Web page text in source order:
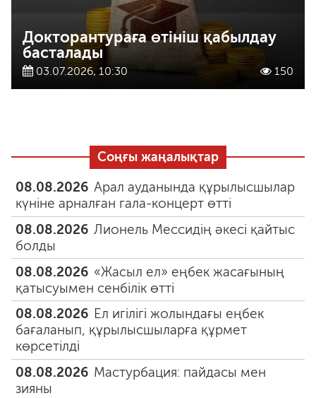
Докторантураға өтініш қабылдау
басталады
03.07.2026, 10:30 150
Соңғы жаңалықтар
08.08.2026 Арал ауданында құрылысшылар
күніне арналған гала-концерт өтті
08.08.2026 Лионель Мессидің әкесі қайтыс
болды
08.08.2026 «Жасыл ел» еңбек жасағының
қатысуымен сенбілік өтті
08.08.2026 Ел игілігі жолындағы еңбек
бағаланып, құрылысшыларға құрмет
көрсетілді
08.08.2026 Мастурбация: пайдасы мен
зияны